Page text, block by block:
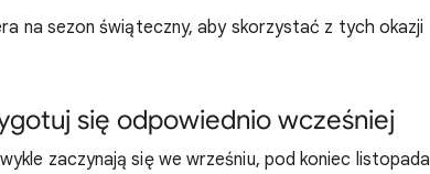
na sezon świąteczny, aby skorzystać z tych okazji
się odpowiednio wcześniej
zaczynają się we wrześniu, pod koniec listopada